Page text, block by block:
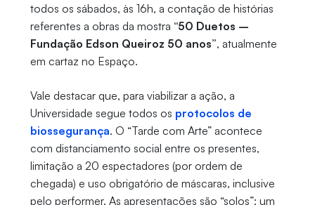
todos os sábados, às 16h, a contação de histórias
referentes a obras da mostra “50 Duetos –
Fundação Edson Queiroz 50 anos”, atualmente
em cartaz no Espaço.
Vale destacar que, para viabilizar a ação, a
Universidade segue todos os protocolos de
biossegurança. O “Tarde com Arte” acontece
com distanciamento social entre os presentes,
limitação a 20 espectadores (por ordem de
chegada) e uso obrigatório de máscaras, inclusive
pelo performer. As apresentações são “solos”: um